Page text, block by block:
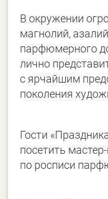
В окружении
магнолий,
парфюмерного
лично
с ярчайшим
поколения
Гости
посетить
по росписи